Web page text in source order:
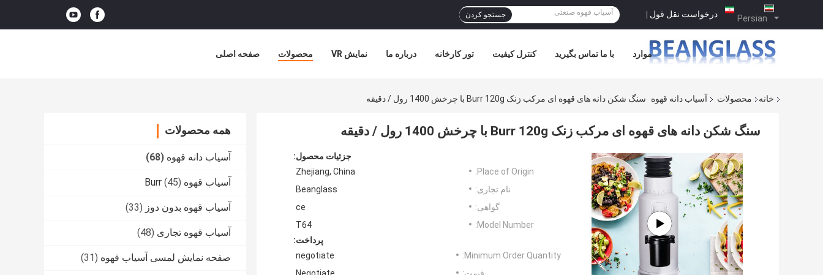
Persian درخواست نقل قول | جستجو کردن
صفحه اصلی محصولات نمایش VR درباره ما تور کارخانه کنترل کیفیت با ما تماس بگیرید موارد
خانه محصولات آسیاب دانه قهوه سنگ شکن دانه های قهوه ای مرکب زنک Burr 120g با چرخش 1400 رول / دقیقه
همه محصولات
آسیاب دانه قهوه (68)
آسیاب قهوه Burr (45)
آسیاب قهوه بدون دوز (33)
آسیاب قهوه تجاری (48)
صفحه نمایش لمسی آسیاب قهوه (31)
سنگ شکن دانه های قهوه ای مرکب زنک Burr 120g با چرخش 1400 رول / دقیقه
جزئیات محصول:
Place of Origin:
Zhejiang, China
نام تجاری:
Beanglass
گواهی:
ce
Model Number:
T64
پرداخت:
Minimum Order Quantity:
negotiate